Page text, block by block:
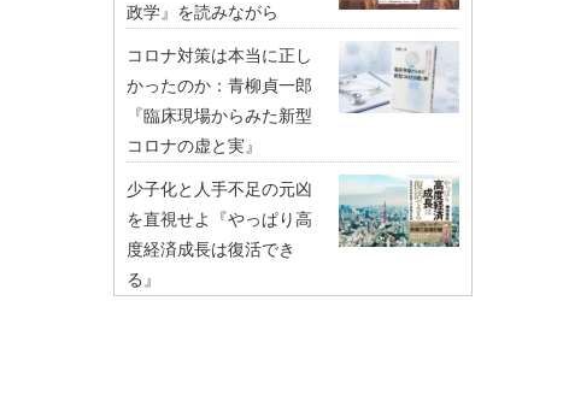
政学』を読みながら
コロナ対策は本当に正し
かったのか：青柳貞一郎
『臨床現場からみた新型
コロナの虚と実』
少子化と人手不足の元凶
を直視せよ『やっぱり高
度経済成長は復活でき
る』